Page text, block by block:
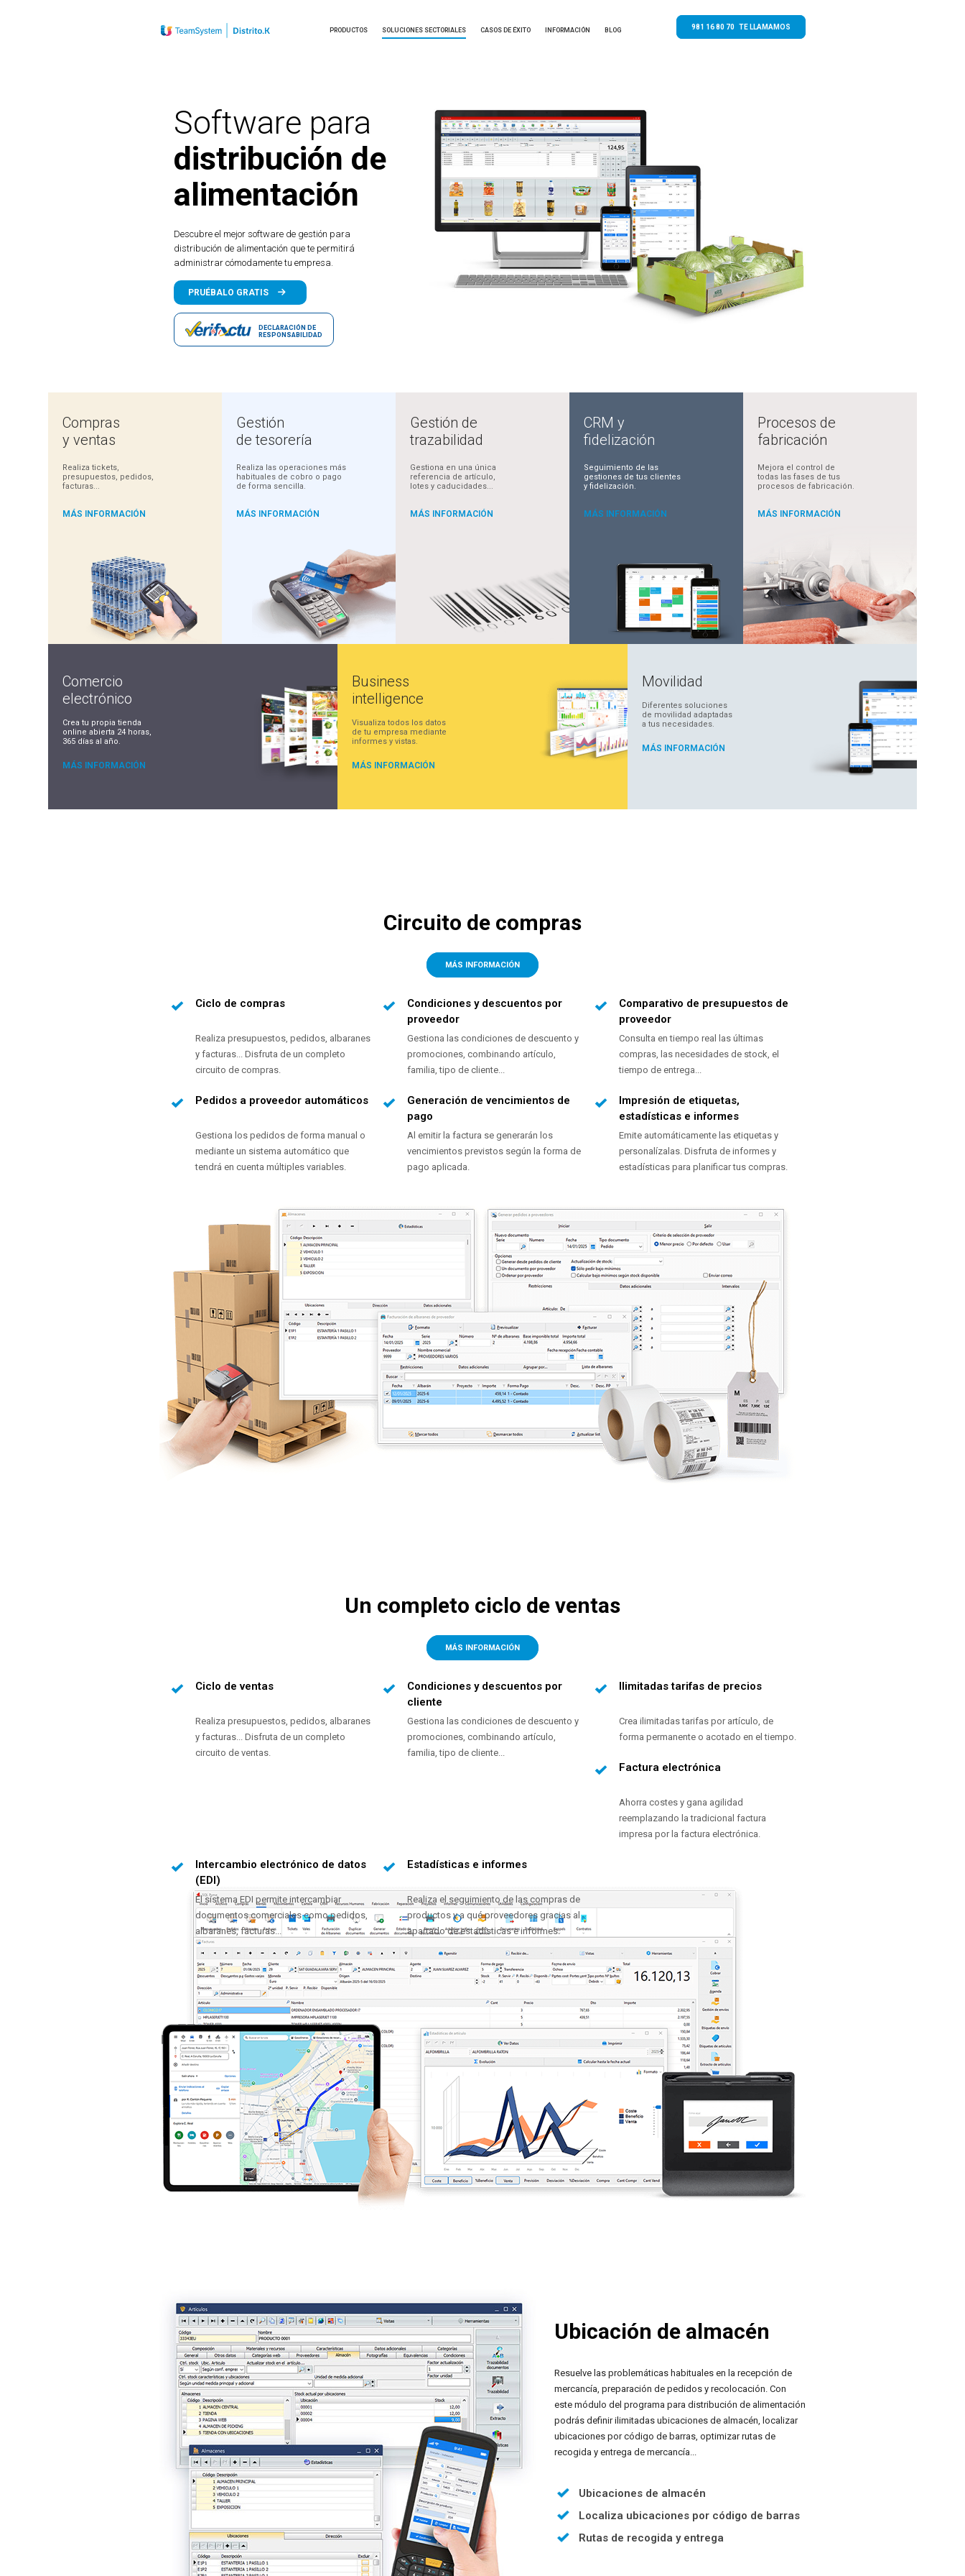
PRODUCTOS SOLUCIONES SECTORIALES CASOS DE ÉXITO INFORMACIÓN BLOG 981 16 80 70 TE LLAMAMOS
Software para
distribución de
alimentación
Descubre el mejor software de gestión para
distribución de alimentación que te permitirá
administrar cómodamente tu empresa.
PRUÉBALO GRATIS
DECLARACIÓN DE
RESPONSABILIDAD
Compras
y ventas
Realiza tickets,
presupuestos, pedidos,
facturas...
MÁS INFORMACIÓN
Gestión
de tesorería
Realiza las operaciones más
habituales de cobro o pago
de forma sencilla.
MÁS INFORMACIÓN
Gestión de
trazabilidad
Gestiona en una única
referencia de artículo,
lotes y caducidades...
MÁS INFORMACIÓN
CRM y
fidelización
Seguimiento de las
gestiones de tus clientes
y fidelización.
MÁS INFORMACIÓN
Procesos de
fabricación
Mejora el control de
todas las fases de tus
procesos de fabricación.
MÁS INFORMACIÓN
Comercio
electrónico
Crea tu propia tienda
online abierta 24 horas,
365 días al año.
MÁS INFORMACIÓN
Business
intelligence
Visualiza todos los datos
de tu empresa mediante
informes y vistas.
MÁS INFORMACIÓN
Movilidad
Diferentes soluciones
de movilidad adaptadas
a tus necesidades.
MÁS INFORMACIÓN
Circuito de compras
MÁS INFORMACIÓN
Ciclo de compras
Realiza presupuestos, pedidos, albaranes
y facturas... Disfruta de un completo
circuito de compras.
Condiciones y descuentos por
proveedor
Gestiona las condiciones de descuento y
promociones, combinando artículo,
familia, tipo de cliente...
Comparativo de presupuestos de
proveedor
Consulta en tiempo real las últimas
compras, las necesidades de stock, el
tiempo de entrega...
Pedidos a proveedor automáticos
Gestiona los pedidos de forma manual o
mediante un sistema automático que
tendrá en cuenta múltiples variables.
Generación de vencimientos de
pago
Al emitir la factura se generarán los
vencimientos previstos según la forma de
pago aplicada.
Impresión de etiquetas,
estadísticas e informes
Emite automáticamente las etiquetas y
personalízalas. Disfruta de informes y
estadísticas para planificar tus compras.
Un completo ciclo de ventas
MÁS INFORMACIÓN
Ciclo de ventas
Realiza presupuestos, pedidos, albaranes
y facturas... Disfruta de un completo
circuito de ventas.
Condiciones y descuentos por
cliente
Gestiona las condiciones de descuento y
promociones, combinando artículo,
familia, tipo de cliente...
Ilimitadas tarifas de precios
Crea ilimitadas tarifas por artículo, de
forma permanente o acotado en el tiempo.
Factura electrónica
Ahorra costes y gana agilidad
reemplazando la tradicional factura
impresa por la factura electrónica.
Intercambio electrónico de datos
(EDI)
El sistema EDI permite intercambiar
documentos comerciales como pedidos,
albaranes, facturas...
Estadísticas e informes
Realiza el seguimiento de las compras de
productos y a qué proveedores gracias al
apartado de estadísticas e informes.
Ubicación de almacén
Resuelve las problemáticas habituales en la recepción de
mercancía, preparación de pedidos y recolocación. Con
este módulo del programa para distribución de alimentación
podrás definir ilimitadas ubicaciones de almacén, localizar
ubicaciones por código de barras, optimizar rutas de
recogida y entrega de mercancía...
Ubicaciones de almacén
Localiza ubicaciones por código de barras
Rutas de recogida y entrega